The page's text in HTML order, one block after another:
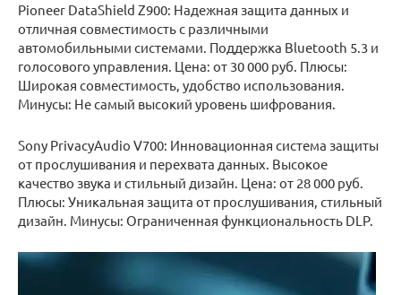
Pioneer DataShield Z900: Надежная защита данных и
отличная совместимость с различными
автомобильными системами. Поддержка Bluetooth 5.3 и
голосового управления. Цена: от 30 000 руб. Плюсы:
Широкая совместимость, удобство использования.
Минусы: Не самый высокий уровень шифрования.
Sony PrivacyAudio V700: Инновационная система защиты
от прослушивания и перехвата данных. Высокое
качество звука и стильный дизайн. Цена: от 28 000 руб.
Плюсы: Уникальная защита от прослушивания, стильный
дизайн. Минусы: Ограниченная функциональность DLP.